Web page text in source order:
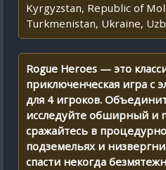
Kyrgyzstan, Republic of
Turkmenistan, Ukraine,
Rogue Heroes — это
приключенческая игра с
для 4 игроков.
исследуйте обширный и
сражайтесь в
подземельях и
спасти некогда